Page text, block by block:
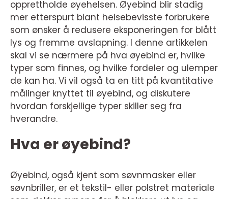
opprettholde øyehelsen. Øyebind blir stadig
mer etterspurt blant helsebevisste forbrukere
som ønsker å redusere eksponeringen for blått
lys og fremme avslapning. I denne artikkelen
skal vi se nærmere på hva øyebind er, hvilke
typer som finnes, og hvilke fordeler og ulemper
de kan ha. Vi vil også ta en titt på kvantitative
målinger knyttet til øyebind, og diskutere
hvordan forskjellige typer skiller seg fra
hverandre.
Hva er øyebind?
Øyebind, også kjent som søvnmasker eller
søvnbriller, er et tekstil- eller polstret materiale